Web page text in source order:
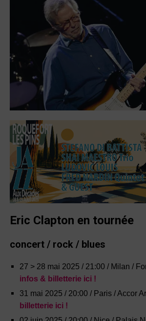
Eric Clapton en tournée
concert / rock / blues
27 > 28 mai 2025 / 21:00 / Milan /
infos & billetterie ici !
31 mai 2025 / 20:00 / Paris / Accor
billetterie ici !